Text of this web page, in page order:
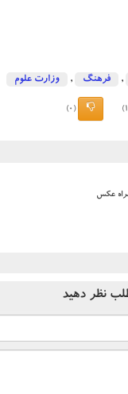
, فرهنگ , وزارت علوم
(0)
عکس
نظر دهید